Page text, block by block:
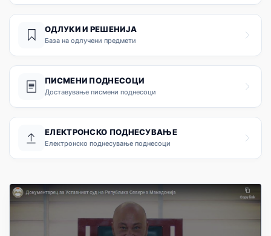
ОДЛУКИ И РЕШЕНИЈА
База на одлучени предмети
ПИСМЕНИ ПОДНЕСОЦИ
Доставување писмени поднесоци
ЕЛЕКТРОНСКО ПОДНЕСУВАЊЕ
Електронско поднесување поднесоци